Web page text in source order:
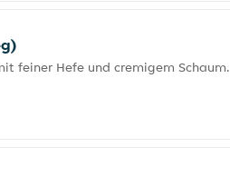
feiner Hefe und cremigem Schaum.